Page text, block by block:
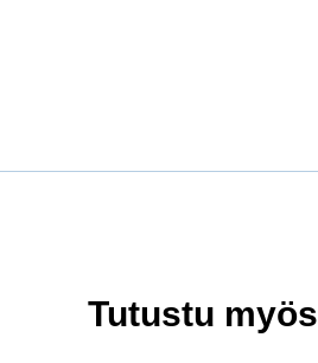
Tutustu myös